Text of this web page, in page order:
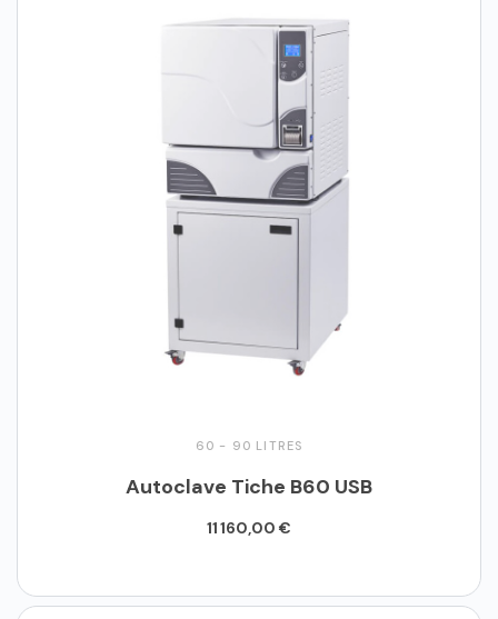
60 - 90 LITRES
Autoclave Tiche B60 USB
11 160,00 €
Ajouter au panier